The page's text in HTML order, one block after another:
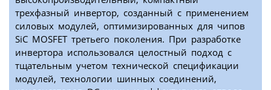
трехфазный инвертор, созданный с применением
силовых модулей, оптимизированных для чипов
SiC MOSFET третьего поколения. При разработке
инвертора использовался целостный подход с
тщательным учетом технической спецификации
модулей, технологии шинных соединений,